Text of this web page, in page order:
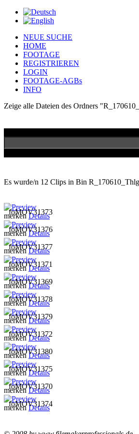
NEUE SUCHE
HOME
FOOTAGE
REGISTRIEREN
LOGIN
FOOTAGE-AGBs
INFO
Zeige alle Dateien des Ordners
Es wurde/n 12 Clips in Bin
foMOV31373
merken Details
foMOV31376
merken Details
foMOV31377
merken Details
foMOV31371
merken Details
foMOV31369
merken Details
foMOV31378
merken Details
foMOV31379
merken Details
foMOV31372
merken Details
foMOV31380
merken Details
foMOV31375
merken Details
foMOV31370
merken Details
foMOV31374
merken Details